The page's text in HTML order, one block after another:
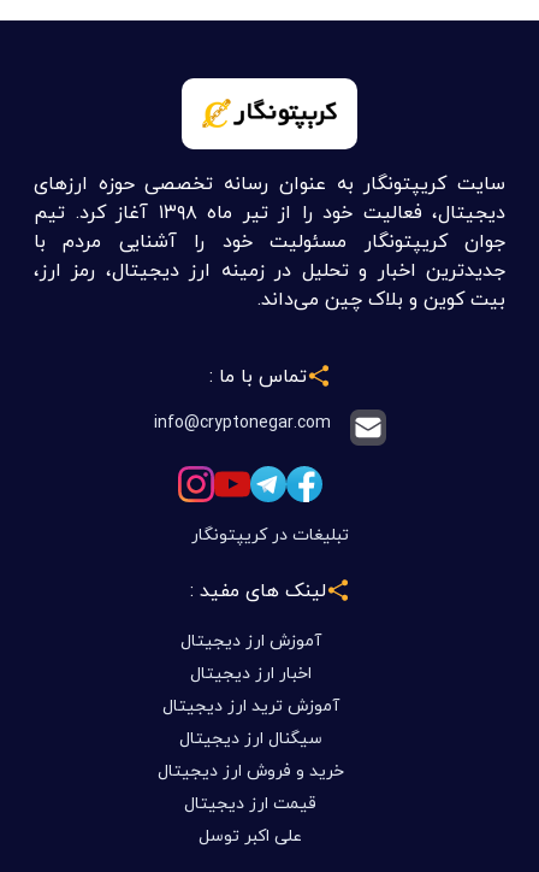
سایت کریپتونگار به عنوان رسانه تخصصی حوزه ارزهای
دیجیتال، فعالیت خود را از تیر ماه ۱۳۹۸ آغاز کرد. تیم
جوان کریپتونگار مسئولیت خود را آشنایی مردم با
جدیدترین اخبار و تحلیل در زمینه ارز دیجیتال، رمز ارز،
بیت کوین و بلاک چین می‌داند.
تماس با ما :
info@cryptonegar.com
تبلیغات در کریپتونگار
لینک های مفید :
آموزش ارز دیجیتال
اخبار ارز دیجیتال
آموزش ترید ارز دیجیتال
سیگنال ارز دیجیتال
خرید و فروش ارز دیجیتال
قیمت ارز دیجیتال
علی اکبر توسل